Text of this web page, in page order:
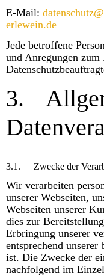
E-Mail:
erlewein.de
Jede betroffene
und Anregungen zum
3.
3.1. Zwecke der
Wir verarbeiten
unserer Webseiten,
Webseiten unserer
dies zur
Erbringung unserer
entsprechend
ist. Die Zwecke der
nachfolgend im